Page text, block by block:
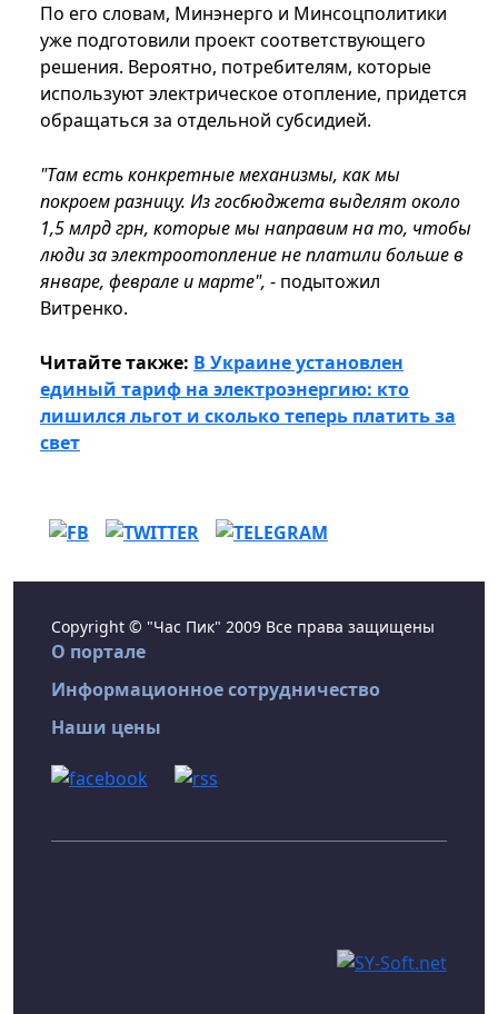
По его словам, Минэнерго и Минсоцполитики
уже подготовили проект соответствующего
решения. Вероятно, потребителям, которые
используют электрическое отопление, придется
обращаться за отдельной субсидией.
"Там есть конкретные механизмы, как мы
покроем разницу. Из госбюджета выделят около
1,5 млрд грн, которые мы направим на то, чтобы
люди за электроотопление не платили больше в
январе, феврале и марте", - подытожил
Витренко.
Читайте также: В Украине установлен
единый тариф на электроэнергию: кто
лишился льгот и сколько теперь платить за
свет
Copyright © "Час Пик" 2009 Все права защищены
О портале
Информационное сотрудничество
Наши цены